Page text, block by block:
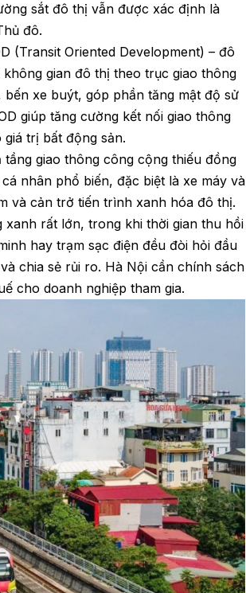
sắt đô thị vẫn được xác định là
đô.
(Transit Oriented Development) – đô
gian đô thị theo trục giao thông
xe buýt, góp phần tăng mật độ sử
giúp tăng cường kết nối giao thông
trị bất động sản.
giao thông công cộng thiếu đồng
nhân phổ biến, đặc biệt là xe máy và
và cản trở tiến trình xanh hóa đô thị.
rất lớn, trong khi thời gian thu hồi
hay trạm sạc điện đều đòi hỏi đầu
chia sẻ rủi ro. Hà Nội cần chính sách
cho doanh nghiệp tham gia.